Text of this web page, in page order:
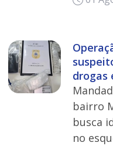
drogas
bairro
busca
no